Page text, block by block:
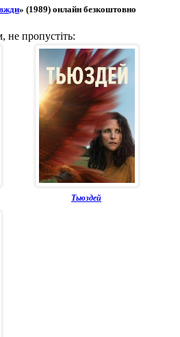
» (1989) онлайн безкоштовно
не пропустіть:
Тьюздей